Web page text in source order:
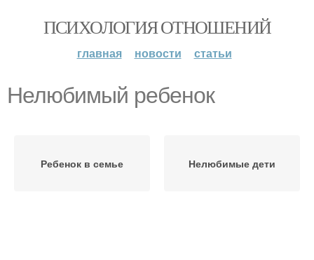
ПСИХОЛОГИЯ ОТНОШЕНИЙ
главная новости статьи
Нелюбимый ребенок
Ребенок в семье Нелюбимые дети